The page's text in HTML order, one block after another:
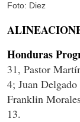
Foto: Diez
Honduras
31, Pastor
4; Juan
Franklin
13.